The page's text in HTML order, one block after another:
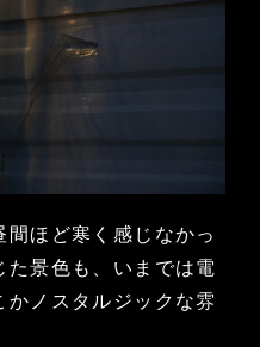
ほど寒く感じなかっ
た景色も、いまでは電
ノスタルジックな雰